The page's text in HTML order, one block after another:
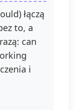
łączą
to, a
can
i